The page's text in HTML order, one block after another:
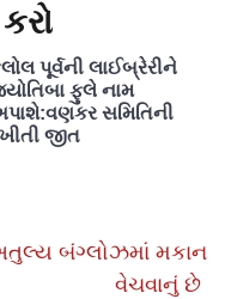
પૂર્વની લાઈબ્રેરીને
ફુલે નામ
સમિતિની
જીત
બંગ્લોઝમાં મકાન
વેચવાનું છે